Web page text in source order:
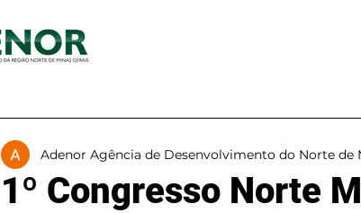
1º Congresso Norte
Adenor Agência de Desenvolvimento do Norte de